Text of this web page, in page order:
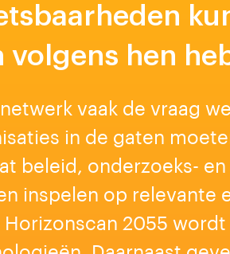
hen
vaak de vraag
in de gaten
beleid, onderzoeks-
inspelen op relevante
2055